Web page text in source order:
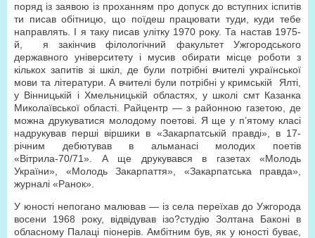
поряд із заявою із проханням про допуск до вступних іспитів
ти писав обітницю, що поїдеш працювати туди, куди тебе
направлять. І я таку писав улітку 1970 року. Та настав 1975-
й, я закінчив філологічний факультет Ужгородського
державного університету і мусив обирати місце роботи з
кількох запитів зі шкіл, де були потрібні вчителі української
мови та літератури. А вчителі були потрібні у кримській Ялті,
у Вінницькій і Хмельницькій областях, у школі смт Казанка
Миколаївської області. Райцентр — з районною газетою, де
можна друкуватися молодому поетові. Я ще у п’ятому класі
надрукував перші віршики в «Закарпатській правді», в 17-
річним дебютував в альманасі молодих поетів
«Вітрила-70/71». А ще друкувався в газетах «Молодь
України», «Молодь Закарпаття», «Закарпатська правда»,
журналі «Ранок».
У юності непогано малював — із села переїхав до Ужгорода
восени 1968 року, відвідував ізо?студію Золтана Баконі в
обласному Палаці піонерів. Амбітним був, як у юності буває,